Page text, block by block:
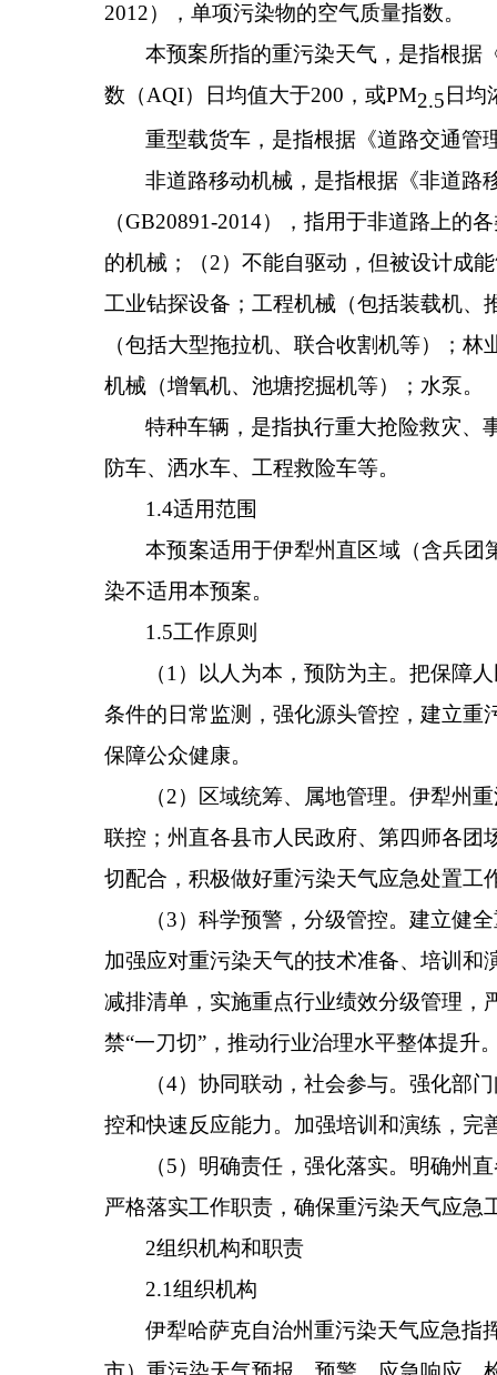
2012），单项污染物的空气质量指数。
本预案所指的重污染天气，是指根据
数（AQI）日均值大于200 ，或PM2.5日均
重型载货车 ，是指根据《道路交通管
非道路移动机械 ，是指根据《非道
（GB20891-2014），指用于非道路上的
的机械；（2）不能自驱动，但被设计成
工业钻探设备；工程机械（包括装载机、
（包括大型拖拉机、联合收割机等）；
机械（增氧机、池塘挖掘机等）；水泵。
特种车辆 ，是指执行重大抢险救灾
防车、洒水车、工程救险车等。
1.4适用范围
本预案适用于伊犁州直区域（含兵团
染不适用本预案。
1.5工作原则
（1 ）以人为本，预防为主。把保障
条件的日常监测，强化源头管控，建立重
保障公众健康。
（2）区域统筹、属地管理。伊犁州
联控；州直各县市人民政府、第四师各团
切配合，积极做好重污染天气应急处置工
（3）科学预警，分级管控。建立健
加强应对重污染天气的技术准备、培训
减排清单，实施重点行业绩效分级管理，
禁“一刀切” ，推动行业治理水平整体提升
（4）协同联动，社会参与。强化部
控和快速反应能力。加强培训和演练，完
（5）明确责任，强化落实。明确州
严格落实工作职责，确保重污染天气应急
2组织机构和职责
2.1组织机构
伊犁哈萨克自治州重污染天气应急指